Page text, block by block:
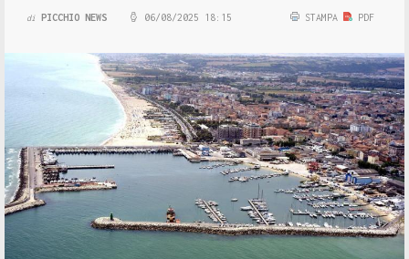
di PICCHIO NEWS 06/08/2025 18:15 STAMPA PDF